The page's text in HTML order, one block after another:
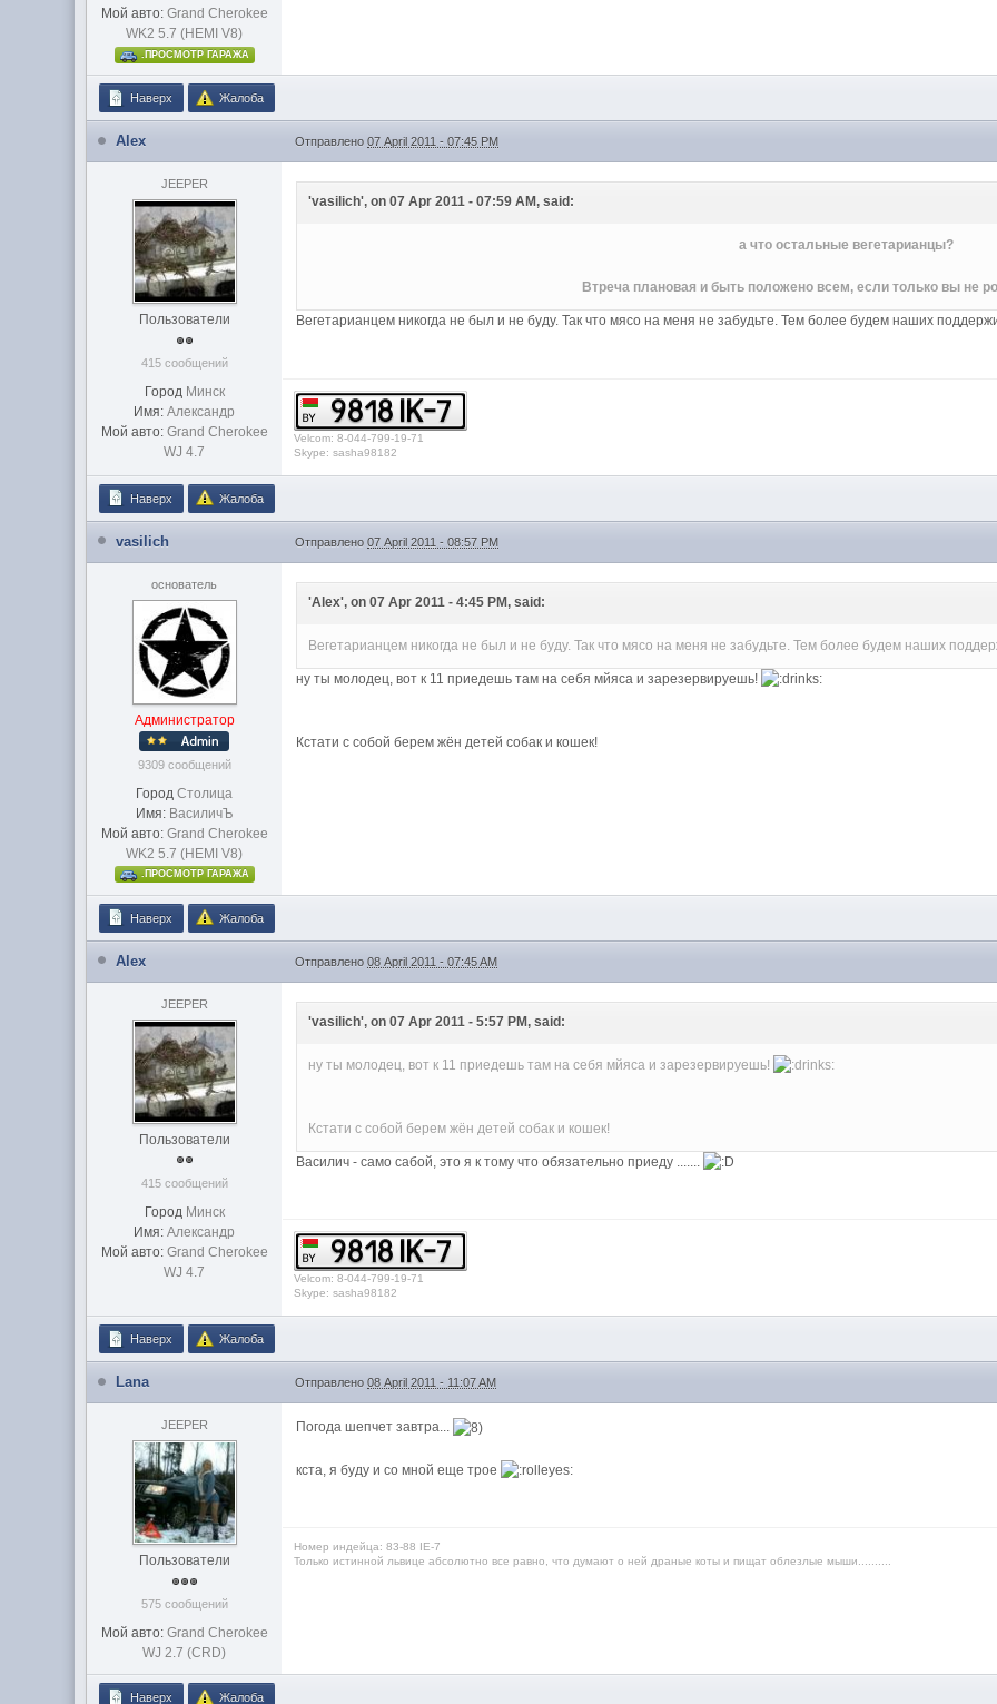
Мой авто: Grand Cherokee
WK2 5.7 (HEMI V8)
.ПРОСМОТР ГАРАЖА
Наверх Жалоба
Alex Отправлено07 April 2011 - 07:45 PM
JEEPER
Пользователи
415 сообщений
Город Минск
Имя: Александр
Мой авто: Grand Cherokee
WJ 4.7
'vasilich', on 07 Apr 2011 - 07:59 AM, said:
а что остальные вегетарианцы?
Втреча плановая и быть положено всем, если только вы не
Вегетарианцем никогда не был и не буду. Так что мясо на меня не забудьте. Тем более будем наших
Velcom: 8-044-799-19-71
Skype: sasha98182
Наверх Жалоба
vasilich Отправлено07 April 2011 - 08:57 PM
основатель
Администратор
9309 сообщений
Город Столица
Имя: ВасиличЪ
Мой авто: Grand Cherokee
WK2 5.7 (HEMI V8)
.ПРОСМОТР ГАРАЖА
'Alex', on 07 Apr 2011 - 4:45 PM, said:
Вегетарианцем никогда не был и не буду. Так что мясо на меня не забудьте. Тем более будем наших
ну ты молодец, вот к 11 приедешь там на себя мйяса и зарезервируешь!
Кстати с собой берем жён детей собак и кошек!
Наверх Жалоба
Alex Отправлено08 April 2011 - 07:45 AM
JEEPER
Пользователи
415 сообщений
Город Минск
Имя: Александр
Мой авто: Grand Cherokee
WJ 4.7
'vasilich', on 07 Apr 2011 - 5:57 PM, said:
ну ты молодец, вот к 11 приедешь там на себя мйяса и зарезервируешь!
Кстати с собой берем жён детей собак и кошек!
Василич - само сабой, это я к тому что обязательно приеду .......
Velcom: 8-044-799-19-71
Skype: sasha98182
Наверх Жалоба
Lana Отправлено08 April 2011 - 11:07 AM
JEEPER
Пользователи
575 сообщений
Мой авто: Grand Cherokee
WJ 2.7 (CRD)
Погода шепчет завтра...
кста, я буду и со мной еще трое
Номер индейца: 83-88 IЕ-7
Только истинной львице абсолютно все равно, что думают о ней драные коты и пищат облезлые мыши..........
Наверх Жалоба